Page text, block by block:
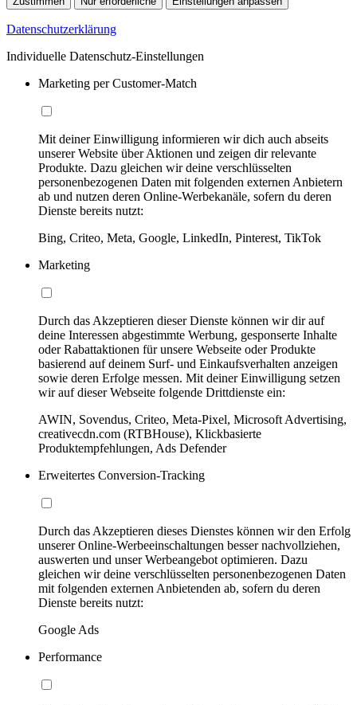
Datenschutzerklärung
Individuelle Datenschutz-Einstellungen
Marketing per Customer-Match
Mit deiner Einwilligung informieren wir dich auch abseits
unserer Website über Aktionen und zeigen dir relevante
Produkte. Dazu gleichen wir deine verschlüsselten
personenbezogenen Daten mit folgenden externen Anbietern
ab und nutzen deren Online-Werbekanäle, sofern du deren
Dienste bereits nutzt:
Bing, Criteo, Meta, Google, LinkedIn, Pinterest, TikTok
Marketing
Durch das Akzeptieren dieser Dienste können wir dir auf
deine Interessen abgestimmte Werbung, gesponserte Inhalte
oder Rabattaktionen für unsere Webseite oder Produkte
basierend auf deinem Surf- und Einkaufsverhalten anzeigen
sowie deren Erfolge messen. Mit deiner Einwilligung setzen
wir auf dieser Webseite folgende Drittdienste ein:
AWIN, Sovendus, Criteo, Meta-Pixel, Microsoft Advertising,
creativecdn.com (RTBHouse), Klickbasierte
Produktempfehlungen, Ads Defender
Erweitertes Conversion-Tracking
Durch das Akzeptieren dieses Dienstes können wir den Erfolg
unserer Online-Werbeeinschaltungen besser nachvollziehen,
auswerten und unser Werbeangebot optimieren. Dazu
gleichen wir deine verschlüsselten personenbezogenen Daten
mit folgenden externen Anbietenden ab, sofern du deren
Dienste bereits nutzt:
Google Ads
Performance